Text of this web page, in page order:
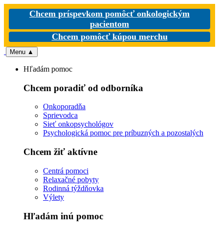
Chcem príspevkom pomôcť onkologickým
pacientom
Chcem pomôcť kúpou merchu
Menu ▲
Hľadám pomoc
Chcem poradiť od odborníka
Onkoporadňa
Sprievodca
Sieť onkopsychológov
Psychologická pomoc pre príbuzných a pozostalých
Chcem žiť aktívne
Centrá pomoci
Relaxačné pobyty
Rodinná týždňovka
Výlety
Hľadám inú pomoc